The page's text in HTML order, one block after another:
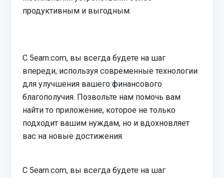
продуктивным и выгодным.
С 5earn.com, вы всегда будете на шаг
впереди, используя современные технологии
для улучшения вашего финансового
благополучия. Позвольте нам помочь вам
найти то приложение, которое не только
подходит вашим нуждам, но и вдохновляет
вас на новые достижения.
С 5earn.com, вы всегда будете на шаг